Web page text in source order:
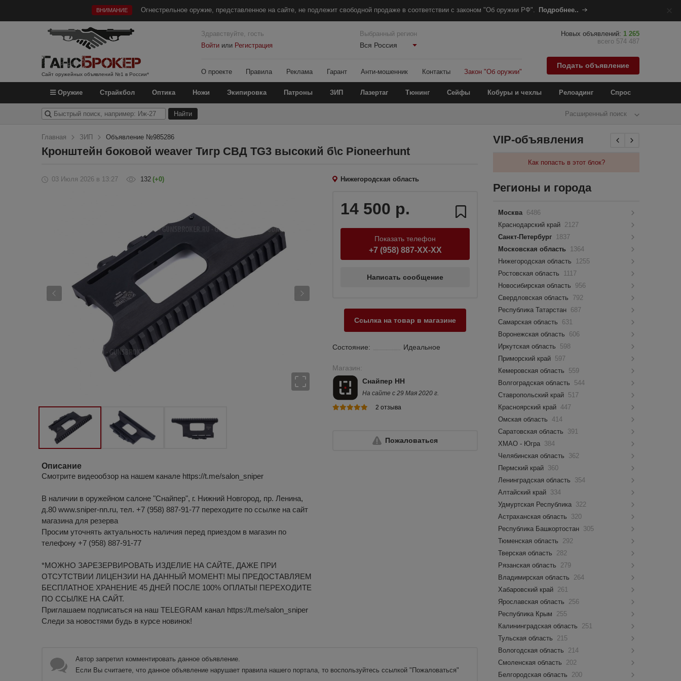
ВНИМАНИЕ Огнестрельное оружие, представленное на сайте, не подлежит свободной продаже в соответствии с законом "Об оружии РФ". Подробнее..
Сайт оружейных объявлений №1 в России*
Здравствуйте, гость
Войтиили Регистрация
Выбранный регион
Вся Россия
О проекте Правила Реклама Гарант Анти-мошенник Контакты Закон "Об оружии"
Новых объявлений: 1 265
всего 574 487
Подать объявление
Оружие Страйкбол Оптика Ножи Экипировка Патроны ЗИП Лазертаг Тюнинг Сейфы Кобуры и чехлы Релоадинг Спрос
Расширенный поиск
Главная ЗИП Объявление №985286
Кронштейн боковой weaver Тигр СВД TG3 высокий б\с Pioneerhunt
03 Июля 2026 в 13:27 132 (+0) Нижегородская область
Описание
Смотрите видеообзор на нашем канале https://t.me/salon_sniper
В наличии в оружейном салоне "Снайпер", г. Нижний Новгород, пр. Ленина,
д.80 www.sniper-nn.ru, тел. +7 (958) 887-91-77 переходите по ссылке на сайт
магазина для резерва
Просим уточнять актуальность наличия перед приездом в магазин по
телефону +7 (958) 887-91-77
*МОЖНО ЗАРЕЗЕРВИРОВАТЬ ИЗДЕЛИЕ НА САЙТЕ, ДАЖЕ ПРИ
ОТСУТСТВИИ ЛИЦЕНЗИИ НА ДАННЫЙ МОМЕНТ! МЫ ПРЕДОСТАВЛЯЕМ
БЕСПЛАТНОЕ ХРАНЕНИЕ 45 ДНЕЙ ПОСЛЕ 100% ОПЛАТЫ! ПЕРЕХОДИТЕ
ПО ССЫЛКЕ НА САЙТ.
Приглашаем подписаться на наш TELEGRAM канал https://t.me/salon_sniper
Следи за новостями будь в курсе новинок!
14 500 р.
Показать телефон
+7 (958) 887-XX-XX
Написать сообщение
Ссылка на товар в магазине
Состояние: Идеальное
Магазин:
Снайпер НН
На сайте с 29 Мая 2020 г.
2 отзыва
Пожаловаться
Автор запретил комментировать данное объявление.
Если Вы считаете, что данное объявление нарушает правила нашего портала, то воспользуйтесь ссылкой "Пожаловаться"
VIP-объявления
Как попасть в этот блок?
Регионы и города
Москва 6486
Краснодарский край 2127
Санкт-Петербург 1837
Московская область 1364
Нижегородская область
1255
Ростовская область
1117
Новосибирская область
956
Свердловская область
792
Республика Татарстан 687
Самарская область
631
Воронежская область
606
Иркутская область
598
Приморский край 597
Кемеровская область
559
Волгоградская область
544
Ставропольский край 517
Красноярский край 447
Омская область
414
Саратовская область
391
ХМАО - Югра 384
Челябинская область
362
Пермский край 360
Ленинградская область
354
Алтайский край 334
Удмуртская Республика 322
Астраханская область
320
Республика Башкортостан 305
Тюменская область
292
Тверская область
282
Рязанская область
279
Владимирская область
264
Хабаровский край 261
Ярославская область
256
Республика Крым
255
Калининградская область
251
Тульская область
215
Вологодская область
214
Смоленская область
202
Белгородская область
200